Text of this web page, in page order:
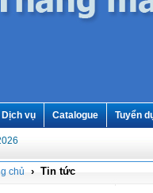
Dịch vụ Catalogue Tuyển
chủ › Tin tức